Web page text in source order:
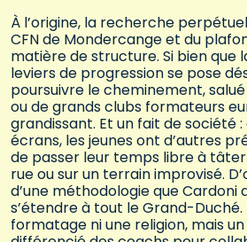
À l’origine, la recherche
CFN de Mondercange et du
matière de structure. Si bien que
leviers de progression se pose
poursuivre le cheminement, salué
ou de grands clubs formateurs
grandissant. Et un fait de société
écrans, les jeunes ont d’autres
de passer leur temps libre à
rue ou sur un terrain improvisé.
d’une méthodologie que Cardoni
s’étendre à tout le Grand-Duché.
formatage ni une religion, mais